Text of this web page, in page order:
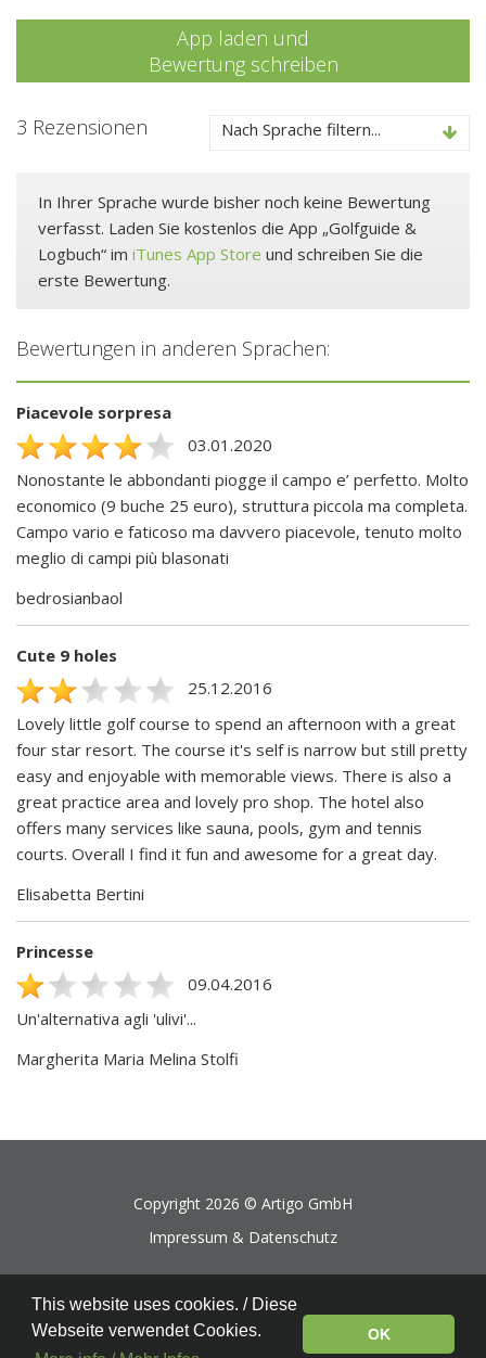
App laden und
Bewertung schreiben
3 Rezensionen Nach Sprache filtern...
In Ihrer Sprache wurde bisher noch keine Bewertung
verfasst. Laden Sie kostenlos die App „Golfguide &
Logbuch“ im iTunes App Store und schreiben Sie die
erste Bewertung.
Bewertungen in anderen Sprachen:
Piacevole sorpresa
03.01.2020
Nonostante le abbondanti piogge il campo e’ perfetto. Molto
economico (9 buche 25 euro), struttura piccola ma completa.
Campo vario e faticoso ma davvero piacevole, tenuto molto
meglio di campi più blasonati
bedrosianbaol
Cute 9 holes
25.12.2016
Lovely little golf course to spend an afternoon with a great
four star resort. The course it's self is narrow but still pretty
easy and enjoyable with memorable views. There is also a
great practice area and lovely pro shop. The hotel also
offers many services like sauna, pools, gym and tennis
courts. Overall I find it fun and awesome for a great day.
Elisabetta Bertini
Princesse
09.04.2016
Un'alternativa agli 'ulivi'...
Margherita Maria Melina Stolfi
Copyright 2026 © Artigo GmbH
Impressum & Datenschutz
This website uses cookies. / Diese
Webseite verwendet Cookies.
OK